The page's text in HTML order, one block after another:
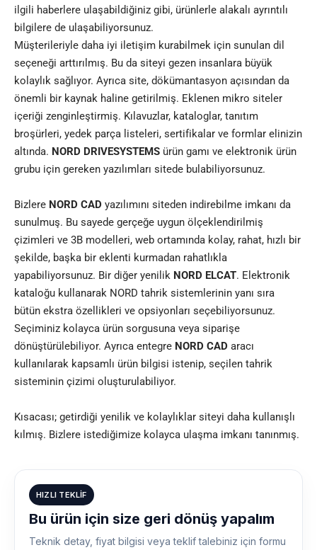
ilgili haberlere ulaşabildiğiniz gibi, ürünlerle alakalı ayrıntılı
bilgilere de ulaşabiliyorsunuz.
Müşterileriyle daha iyi iletişim kurabilmek için sunulan dil
seçeneği arttırılmış. Bu da siteyi gezen insanlara büyük
kolaylık sağlıyor. Ayrıca site, dökümantasyon açısından da
önemli bir kaynak haline getirilmiş. Eklenen mikro siteler
içeriği zenginleştirmiş. Kılavuzlar, kataloglar, tanıtım
broşürleri, yedek parça listeleri, sertifikalar ve formlar elinizin
altında. NORD DRIVESYSTEMS ürün gamı ve elektronik ürün
grubu için gereken yazılımları sitede bulabiliyorsunuz.
Bizlere NORD CAD yazılımını siteden indirebilme imkanı da
sunulmuş. Bu sayede gerçeğe uygun ölçeklendirilmiş
çizimleri ve 3B modelleri, web ortamında kolay, rahat, hızlı bir
şekilde, başka bir eklenti kurmadan rahatlıkla
yapabiliyorsunuz. Bir diğer yenilik NORD ELCAT. Elektronik
kataloğu kullanarak NORD tahrik sistemlerinin yanı sıra
bütün ekstra özellikleri ve opsiyonları seçebiliyorsunuz.
Seçiminiz kolayca ürün sorgusuna veya siparişe
dönüştürülebiliyor. Ayrıca entegre NORD CAD aracı
kullanılarak kapsamlı ürün bilgisi istenip, seçilen tahrik
sisteminin çizimi oluşturulabiliyor.
Kısacası; getirdiği yenilik ve kolaylıklar siteyi daha kullanışlı
kılmış. Bizlere istediğimize kolayca ulaşma imkanı tanınmış.
HIZLI TEKLIF
Bu ürün için size geri dönüş yapalım
Teknik detay, fiyat bilgisi veya teklif talebiniz için formu